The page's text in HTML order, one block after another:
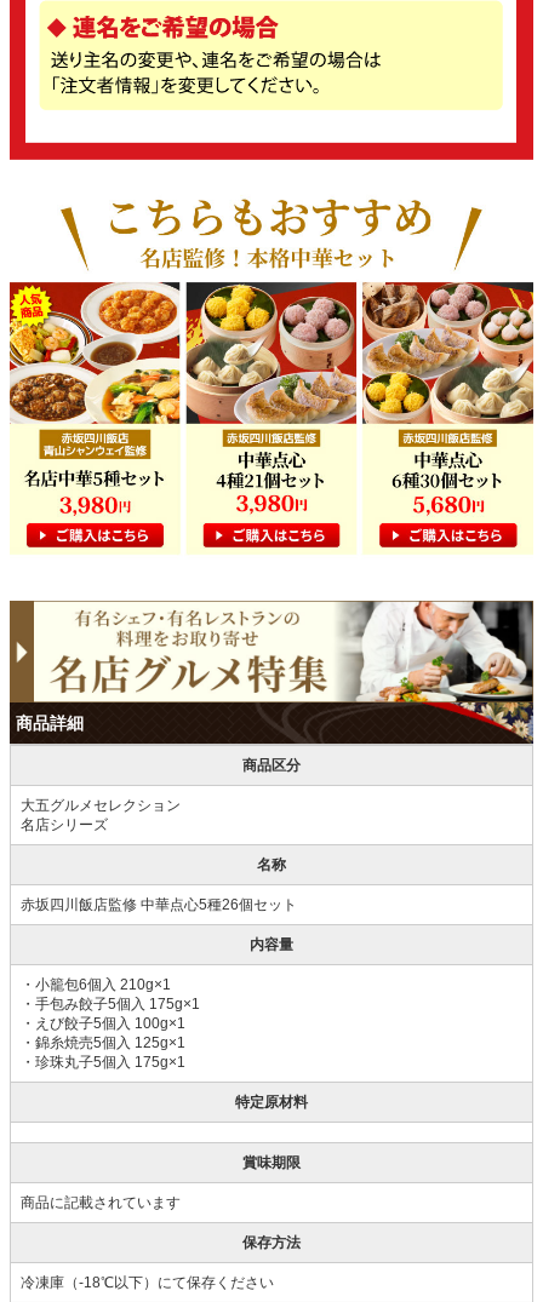
商品詳細
商品区分
大五グルメセレクション
名店シリーズ
名称
赤坂四川飯店監修 中華点心5種26個セット
内容量
・小籠包6個入 210g×1
・手包み餃子5個入 175g×1
・えび餃子5個入 100g×1
・錦糸焼売5個入 125g×1
・珍珠丸子5個入 175g×1
特定原材料
賞味期限
商品に記載されています
保存方法
冷凍庫（-18℃以下）にて保存ください